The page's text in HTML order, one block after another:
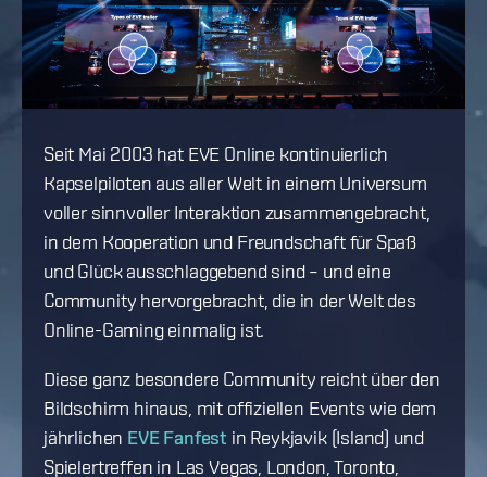
Seit Mai 2003 hat EVE Online kontinuierlich
Kapselpiloten aus aller Welt in einem Universum
voller sinnvoller Interaktion zusammengebracht,
in dem Kooperation und Freundschaft für Spaß
und Glück ausschlaggebend sind – und eine
Community hervorgebracht, die in der Welt des
Online-Gaming einmalig ist.
Diese ganz besondere Community reicht über den
Bildschirm hinaus, mit offiziellen Events wie dem
jährlichen EVE Fanfest in Reykjavik (Island) und
Spielertreffen in Las Vegas, London, Toronto,